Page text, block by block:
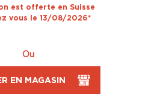
est offerte en Suisse
vous le 13/08/2026*
Ou
EN MAGASIN